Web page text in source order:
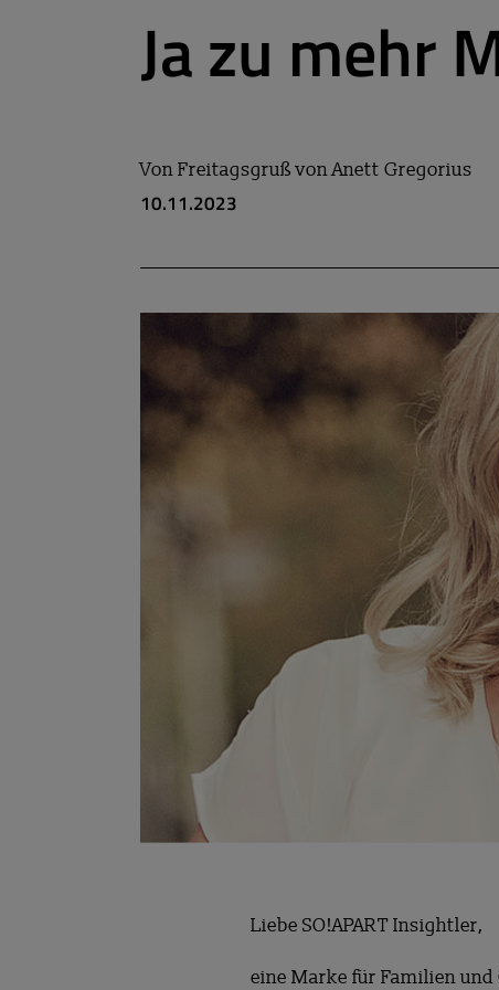
Ja zu mehr
VonFreitagsgruß von Anett Gregorius
10.11.2023
Liebe SO!APART Insightler,
eine Marke für Familien